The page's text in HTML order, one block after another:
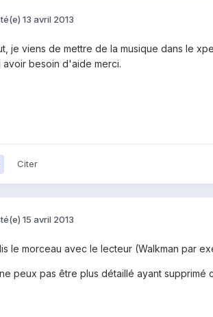
13 avril 2013
je viens de mettre de la musique dans le
avoir besoin d'aide merci.
Citer
15 avril 2013
le morceau avec le lecteur (Walkman par
peux pas être plus détaillé ayant supprimé